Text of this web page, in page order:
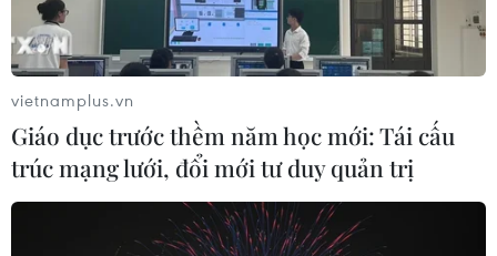
CƠ QUAN CHỦ QUẢN: THÔNG TẤN XÃ VIỆT NAM
Tổng Biên tập: TRẦN TIẾN DUẨN
Phó Tổng Biên tập: NGUYỄN THỊ TÁM, KHÚC THANH
Sở hữu trí tuệ
Quy định sử dụng
Hỗ trợ
vietnamplus.vn
Giáo dục trước thềm năm học mới: Tái cấu
trúc mạng lưới, đổi mới tư duy quản trị